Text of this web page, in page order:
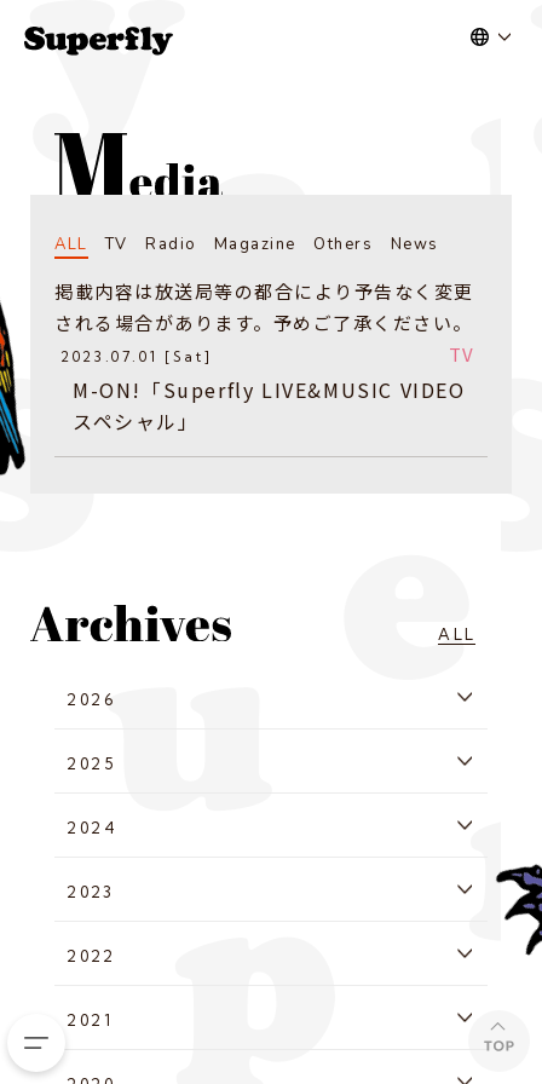
ALL TV Radio Magazine Others News
掲載内容は放送局等の都合により予告なく変更
される場合があります。予めご了承ください。
2023.07.01 [Sat] TV
M-ON!「Superfly LIVE&MUSIC VIDEO
スペシャル」
ALL
2026
2025
2024
2023
2022
2021